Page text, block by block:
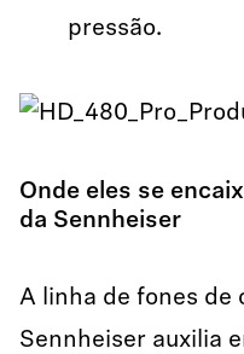
pressão.
Onde eles se
da Sennheiser
A linha de fones de
Sennheiser auxilia